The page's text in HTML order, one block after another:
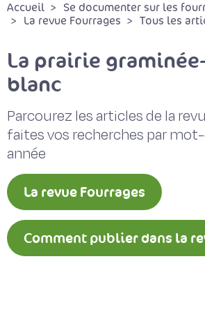
Accueil
Se documenter sur les
La revue Fourrages
Tous les
La prairie
blanc
Parcourez les articles de la
faites vos recherches par
année
La revue Fourrages
Comment publier dans la